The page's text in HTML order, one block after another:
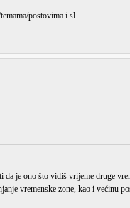
postovima i sl.
da je ono što vidiš vrijeme druge
vremenske zone, kao i većinu